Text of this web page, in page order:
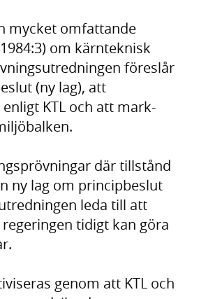
mycket omfattande
om kärnteknisk
föreslår
(ny lag), att
KTL och att mark-
där tillstånd
ny lag om principbeslut
leda till att
tidigt kan göra
genom att KTL och